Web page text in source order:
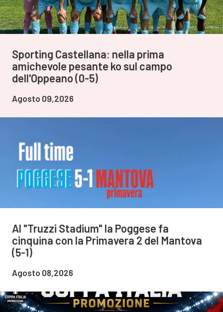
Sporting Castellana: nella prima
amichevole pesante ko sul campo
dell'Oppeano (0-5)
Agosto 09,2026
Al "Truzzi Stadium" la Poggese fa
cinquina con la Primavera 2 del Mantova
(5-1)
Agosto 08,2026